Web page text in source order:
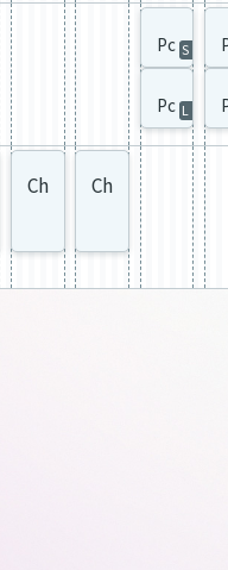
Pc S
Pc L
Ch Ch